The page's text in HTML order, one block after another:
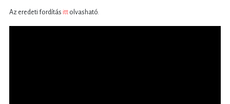
Az eredeti fordítás itt olvasható.